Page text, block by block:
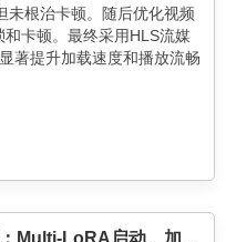
未根治卡顿。随后优化视频
卡顿。最终采用HLS流媒
著提升加载速度和播放流畅
深入vLLM大模型推理引擎源码：Multi-LoRA启动、加载、推理过程详解